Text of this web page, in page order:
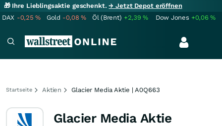
🎁 Ihre Lieblingsaktie geschenkt.→ Jetzt Depot eröffnen
DAX -0,25% Gold -0,08% Öl (Brent) +2,39% Dow Jones +0,06%
Startseite Aktien Glacier Media Aktie | A0Q663
Glacier Media Aktie